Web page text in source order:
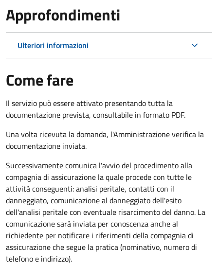
Approfondimenti
Ulteriori informazioni
Come fare
Il servizio può essere attivato presentando tutta la
documentazione prevista, consultabile in formato PDF.
Una volta ricevuta la domanda, l'Amministrazione verifica la
documentazione inviata.
Successivamente comunica l'avvio del procedimento alla
compagnia di assicurazione la quale procede con tutte le
attività conseguenti: analisi peritale, contatti con il
danneggiato, comunicazione al danneggiato dell'esito
dell'analisi peritale con eventuale risarcimento del danno. La
comunicazione sarà inviata per conoscenza anche al
richiedente per notificare i riferimenti della compagnia di
assicurazione che segue la pratica (nominativo, numero di
telefono e indirizzo).